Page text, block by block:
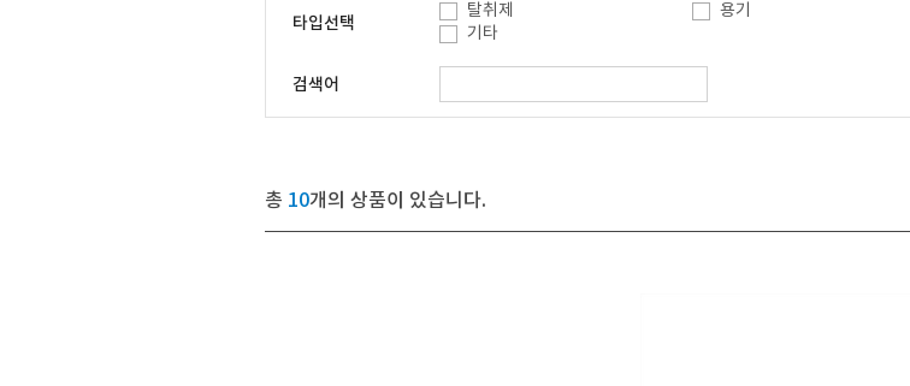
타입선택
탈취제 용기
기타
검색어
총 10개의 상품이 있습니다.